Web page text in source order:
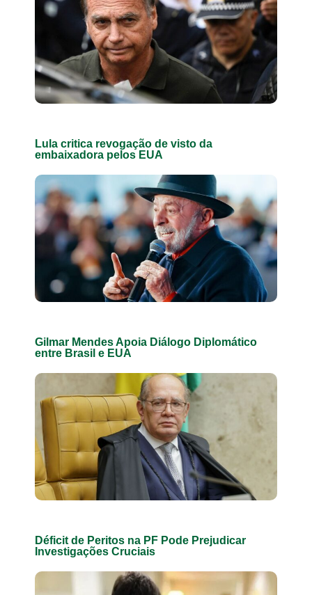
Lula critica revogação de visto da
embaixadora pelos EUA
Gilmar Mendes Apoia Diálogo Diplomático
entre Brasil e EUA
Déficit de Peritos na PF Pode Prejudicar
Investigações Cruciais